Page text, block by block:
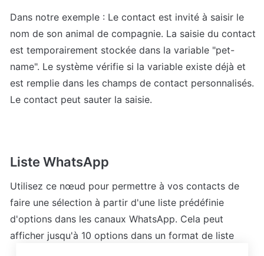
Dans notre exemple : Le contact est invité à saisir le
nom de son animal de compagnie. La saisie du contact
est temporairement stockée dans la variable "pet-
name". Le système vérifie si la variable existe déjà et
est remplie dans les champs de contact personnalisés.
Le contact peut sauter la saisie.
Liste WhatsApp
Utilisez ce nœud pour permettre à vos contacts de
faire une sélection à partir d'une liste prédéfinie
d'options dans les canaux WhatsApp. Cela peut
afficher jusqu'à 10 options dans un format de liste